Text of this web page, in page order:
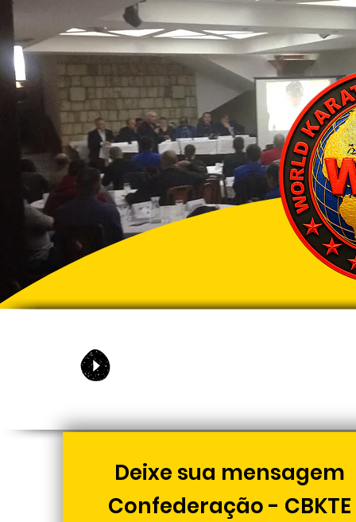
Deixe sua mensagem
Confederação - CBKTE